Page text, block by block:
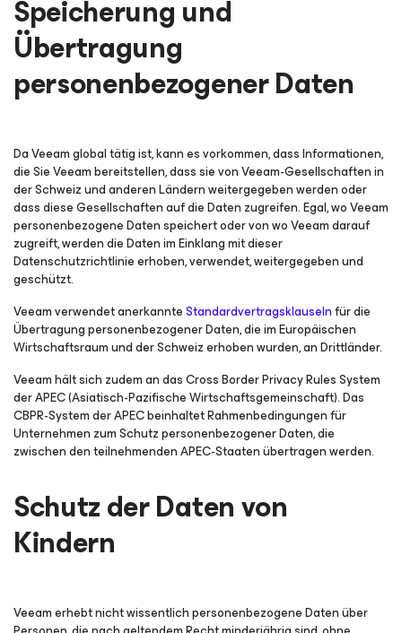
Speicherung und
Übertragung
personenbezogener Daten
Da Veeam global tätig ist, kann es vorkommen, dass Informationen,
die Sie Veeam bereitstellen, dass sie von Veeam-Gesellschaften in
der Schweiz und anderen Ländern weitergegeben werden oder
dass diese Gesellschaften auf die Daten zugreifen. Egal, wo Veeam
personenbezogene Daten speichert oder von wo Veeam darauf
zugreift, werden die Daten im Einklang mit dieser
Datenschutzrichtlinie erhoben, verwendet, weitergegeben und
geschützt.
Veeam verwendet anerkannteStandardvertragsklauselnfür die
Übertragung personenbezogener Daten, die im Europäischen
Wirtschaftsraum und der Schweiz erhoben wurden, an Drittländer.
Veeam hält sich zudem an das Cross Border Privacy Rules System
der APEC (Asiatisch-Pazifische Wirtschaftsgemeinschaft). Das
CBPR-System der APEC beinhaltet Rahmenbedingungen für
Unternehmen zum Schutz personenbezogener Daten, die
zwischen den teilnehmenden APEC-Staaten übertragen werden.
Schutz der Daten von
Kindern
Veeam erhebt nicht wissentlich personenbezogene Daten über